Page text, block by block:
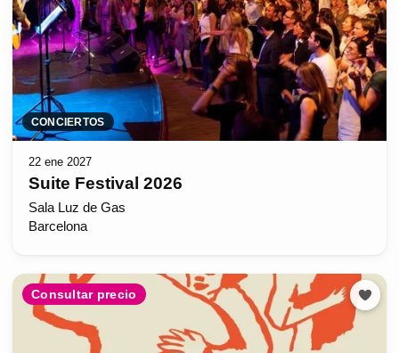
CONCIERTOS
22 ene 2027
Suite Festival 2026
Sala Luz de Gas
Barcelona
Consultar precio